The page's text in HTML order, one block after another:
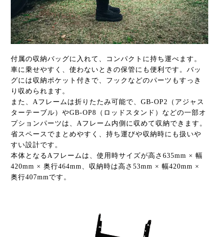
付属の収納バッグに入れて、コンパクトに持ち運べます。
車に乗せやすく、使わないときの保管にも便利です。バッ
グには収納ポケット付きで、フックなどのパーツもすっき
り収められます。
また、Aフレームは折りたたみ可能で、GB-OP2（アジャス
ターテーブル）やGB-OP8（ロッドスタンド）などの一部オ
プションパーツは、Aフレーム内側に収めて収納できます。
省スペースでまとめやすく、持ち運びや収納時にも扱いや
すい設計です。
本体となるAフレームは、使用時サイズが高さ635mm × 幅
420mm × 奥行464mm、収納時は高さ53mm × 幅420mm ×
奥行407mmです。